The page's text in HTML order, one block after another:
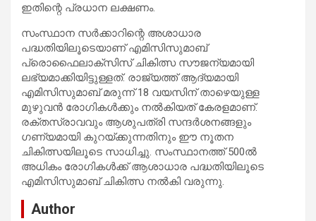
ഇതിന്റെ പ്രധാന ലക്ഷണം.
സംസ്ഥാന സര്‍ക്കാറിന്റെ അശാധാര
പദ്ധതിയിലൂടെയാണ് എമിസിസുമാബ്
പ്രൊഫൈലാക്‌സിസ് ചികിത്സ സൗജന്യമായി
ലഭ്യമാക്കിയിട്ടുള്ളത്. രാജ്യത്ത് ആദ്യമായി
എമിസിസുമാബ് മരുന്ന് 18 വയസിന് താഴെയുള്ള
മുഴുവന്‍ രോഗികള്‍ക്കും നല്‍കിയത് കേരളമാണ്.
രക്തസ്രാവവും ആശുപത്രി സന്ദര്‍ശനങ്ങളും
ഗണ്യമായി കുറയ്ക്കുന്നതിനും ഈ നൂതന
ചികിത്സയിലൂടെ സാധിച്ചു. സംസ്ഥാനത്ത് 500ല്‍
അധികം രോഗികള്‍ക്ക് ആശാധാര പദ്ധതിയിലൂടെ
എമിസിസുമാബ് ചികിത്സ നല്‍കി വരുന്നു.
Author